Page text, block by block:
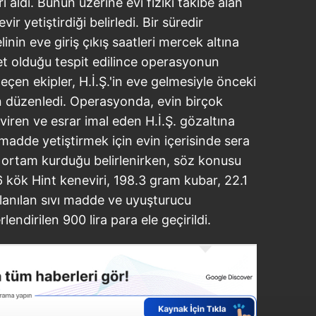
yetiştirdiği belirledi. Bir süredir
eve giriş çıkış saatleri mercek altına
olduğu tespit edilince operasyonun
ekipler, H.İ.Ş.'in eve gelmesiyle önceki
düzenledi. Operasyonda, evin birçok
ve esrar imal eden H.İ.Ş. gözaltına
yetiştirmek için evin içerisinde sera
ortam kurduğu belirlenirken, söz konusu
kök Hint keneviri, 198.3 gram kubar, 22.1
sıvı madde ve uyuşturucu
900 lira para ele geçirildi.